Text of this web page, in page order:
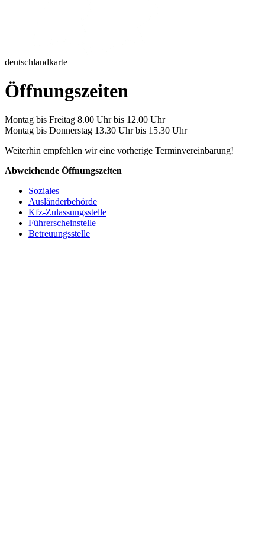
deutschlandkarte
Öffnungszeiten
Montag bis Freitag 8.00 Uhr bis 12.00 Uhr
Montag bis Donnerstag 13.30 Uhr bis 15.30 Uhr
Weiterhin empfehlen wir eine vorherige Terminvereinbarung!
Abweichende Öffnungszeiten
Soziales
Ausländerbehörde
Kfz-Zulassungsstelle
Führerscheinstelle
Betreuungsstelle